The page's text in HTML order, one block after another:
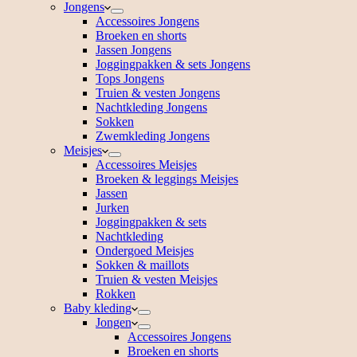
Jongens
Accessoires Jongens
Broeken en shorts
Jassen Jongens
Joggingpakken & sets Jongens
Tops Jongens
Truien & vesten Jongens
Nachtkleding Jongens
Sokken
Zwemkleding Jongens
Meisjes
Accessoires Meisjes
Broeken & leggings Meisjes
Jassen
Jurken
Joggingpakken & sets
Nachtkleding
Ondergoed Meisjes
Sokken & maillots
Truien & vesten Meisjes
Rokken
Baby kleding
Jongen
Accessoires Jongens
Broeken en shorts